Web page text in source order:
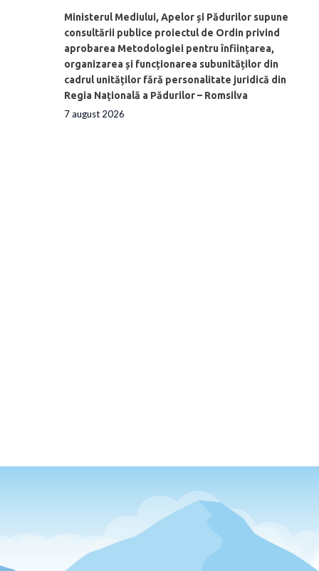
Ministerul Mediului, Apelor și Pădurilor supune
consultării publice proiectul de Ordin privind
aprobarea Metodologiei pentru înființarea,
organizarea și funcționarea subunităților din
cadrul unităților fără personalitate juridică din
Regia Națională a Pădurilor – Romsilva
7 august 2026